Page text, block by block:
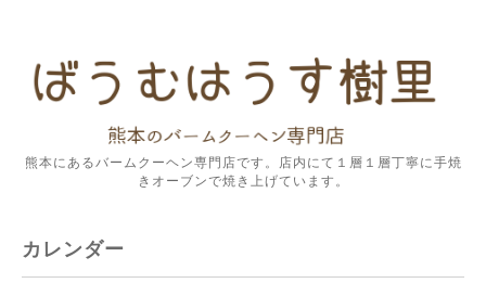
熊本にあるバームクーヘン専門店です。店内にて１層１層丁寧に手焼
きオーブンで焼き上げています。
カレンダー